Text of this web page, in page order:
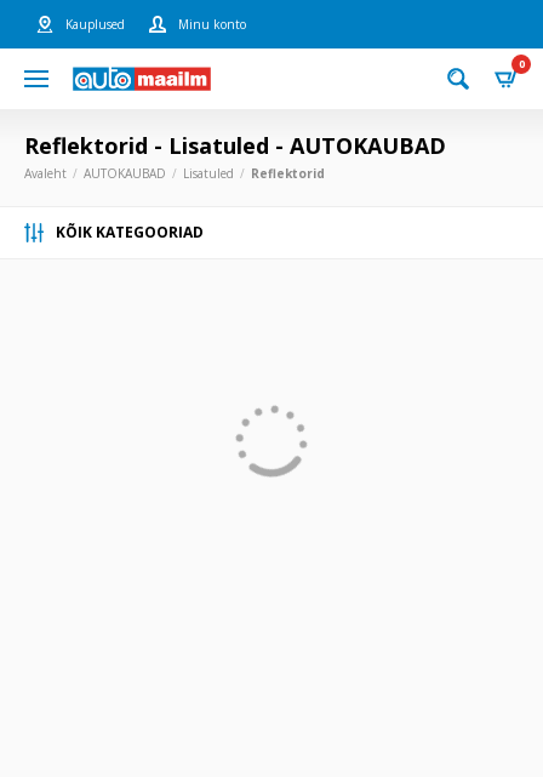
Kauplused Minu konto
0
Reflektorid - Lisatuled - AUTOKAUBAD
Avaleht AUTOKAUBAD Lisatuled Reflektorid